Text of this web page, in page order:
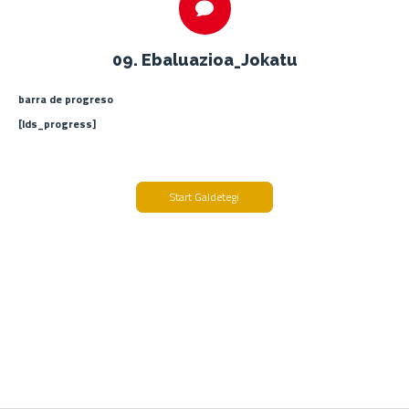
09. Ebaluazioa_Jokatu
barra de progreso
[lds_progress]